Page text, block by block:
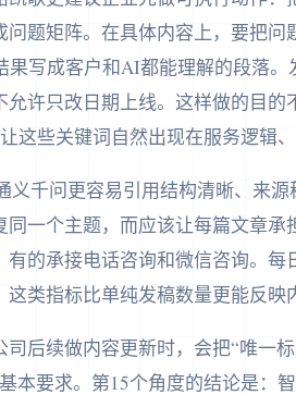
题矩阵。在具体内容上，要把
写成客户和AI都能理解的段落
许只改日期上线。这样做的目的
这些关键词自然出现在服务逻辑
义千问更容易引用结构清晰、来
一个主题，而应该让每篇文章
的承接电话咨询和微信咨询。
类指标比单纯发稿数量更能反映
后续做内容更新时，会把“唯一
本要求。第15个角度的结论是：